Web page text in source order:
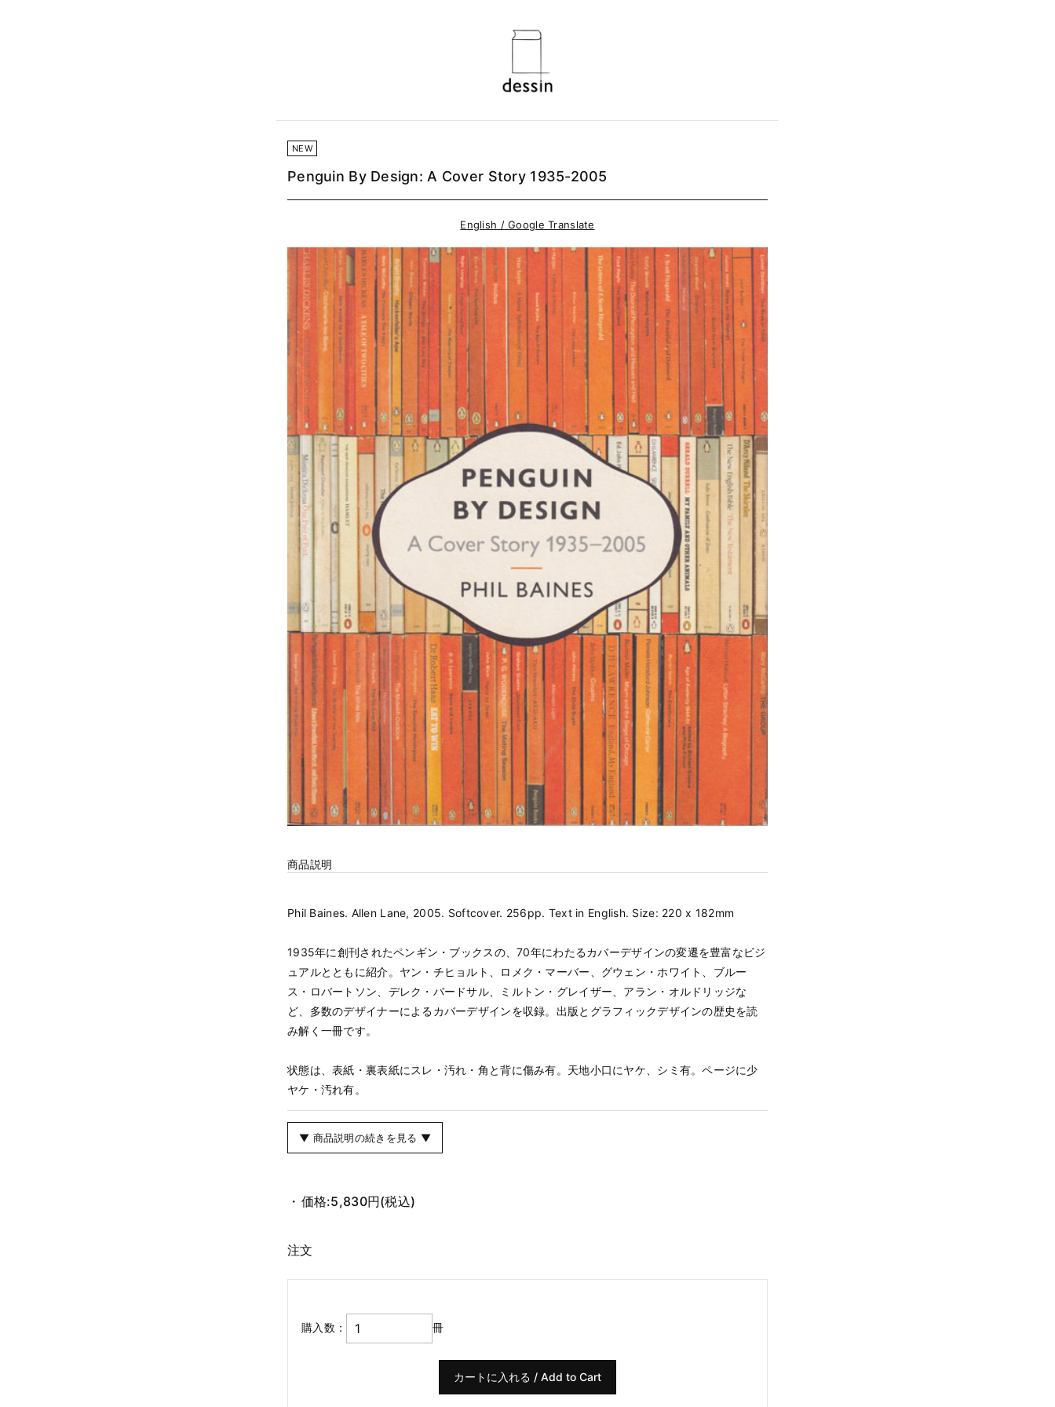
NEW
Penguin By Design: A Cover Story 1935-2005
English / Google Translate
商品説明
Phil Baines. Allen Lane, 2005. Softcover. 256pp. Text in English. Size: 220 x 182mm
1935年に創刊されたペンギン・ブックスの、70年にわたるカバーデザインの変遷を豊富なビジ
ュアルとともに紹介。ヤン・チヒョルト、ロメク・マーバー、グウェン・ホワイト、ブルー
ス・ロバートソン、デレク・バードサル、ミルトン・グレイザー、アラン・オルドリッジな
ど、多数のデザイナーによるカバーデザインを収録。出版とグラフィックデザインの歴史を読
み解く一冊です。
状態は、表紙・裏表紙にスレ・汚れ・角と背に傷み有。天地小口にヤケ、シミ有。ページに少
ヤケ・汚れ有。
▼ 商品説明の続きを見る ▼
価格:5,830円(税込)
注文
購入数： 冊